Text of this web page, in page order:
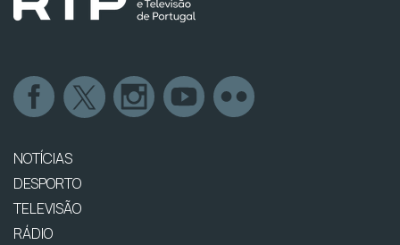
NOTÍCIAS
DESPORTO
TELEVISÃO
RÁDIO